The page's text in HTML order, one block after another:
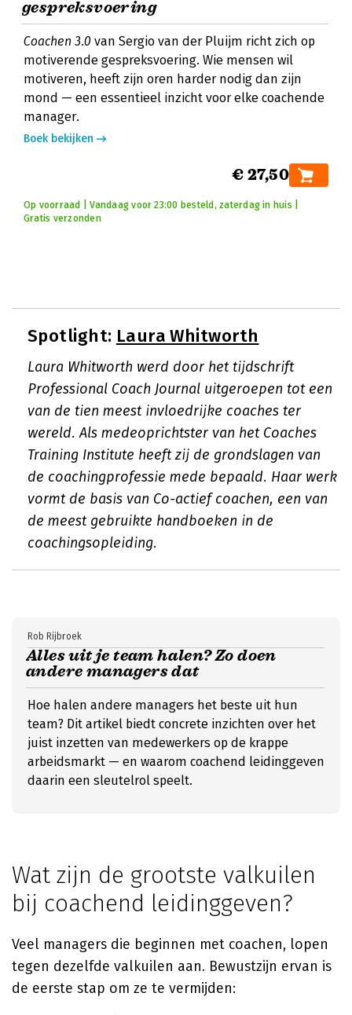
gespreksvoering
Coachen 3.0 van Sergio van der Pluijm richt zich op
motiverende gespreksvoering. Wie mensen wil
motiveren, heeft zijn oren harder nodig dan zijn
mond — een essentieel inzicht voor elke coachende
manager.
Boek bekijken
€ 27,50
Op voorraad | Vandaag voor 23:00 besteld, zaterdag in huis |
Gratis verzonden
Spotlight: Laura Whitworth
Laura Whitworth werd door het tijdschrift
Professional Coach Journal uitgeroepen tot een
van de tien meest invloedrijke coaches ter
wereld. Als medeoprichtster van het Coaches
Training Institute heeft zij de grondslagen van
de coachingprofessie mede bepaald. Haar werk
vormt de basis van Co-actief coachen, een van
de meest gebruikte handboeken in de
coachingsopleiding.
Alles uit je team halen? Zo doen
andere managers dat
Rob Rijbroek
Hoe halen andere managers het beste uit hun
team? Dit artikel biedt concrete inzichten over het
juist inzetten van medewerkers op de krappe
arbeidsmarkt — en waarom coachend leidinggeven
daarin een sleutelrol speelt.
Wat zijn de grootste valkuilen
bij coachend leidinggeven?
Veel managers die beginnen met coachen, lopen
tegen dezelfde valkuilen aan. Bewustzijn ervan is
de eerste stap om ze te vermijden: